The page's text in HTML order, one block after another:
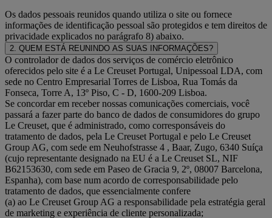
Os dados pessoais reunidos quando utiliza o site ou fornece
informações de identificação pessoal são protegidos e tem direitos de
privacidade explicados no parágrafo 8) abaixo.
2. QUEM ESTÁ REUNINDO AS SUAS INFORMAÇÕES?
O controlador de dados dos serviços de comércio eletrônico
oferecidos pelo site é a Le Creuset Portugal, Unipessoal LDA, com
sede no Centro Empresarial Torres de Lisboa, Rua Tomás da
Fonseca, Torre A, 13º Piso, C - D, 1600-209 Lisboa.
Se concordar em receber nossas comunicações comerciais, você
passará a fazer parte do banco de dados de consumidores do grupo
Le Creuset, que é administrado, como corresponsáveis do
tratamento de dados, pela Le Creuset Portugal e pelo Le Creuset
Group AG, com sede em Neuhofstrasse 4 , Baar, Zugo, 6340 Suíça
(cujo representante designado na EU é a Le Creuset SL, NIF
B62153630, com sede em Paseo de Gracia 9, 2º, 08007 Barcelona,
Espanha), com base num acordo de corresponsabilidade pelo
tratamento de dados, que essencialmente confere
(a) ao Le Creuset Group AG a responsabilidade pela estratégia geral
de marketing e experiência de cliente personalizada;